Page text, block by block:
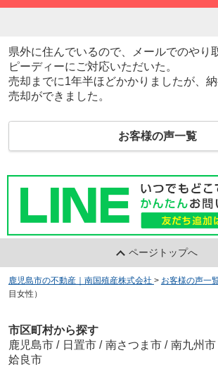
県外に住んでいるので、メールでのやり
ピーディーにご対応いただいた。
売却までに1年半ほどかかりましたが、
売却ができました。
お客様の声一覧
ページトップへ
鹿児島市の不動産｜南国殖産株式会社 > お客様の声一
目女性）
市区町村から探す
鹿児島市 / 日置市 / 南さつま市 / 南九州市
姶良市